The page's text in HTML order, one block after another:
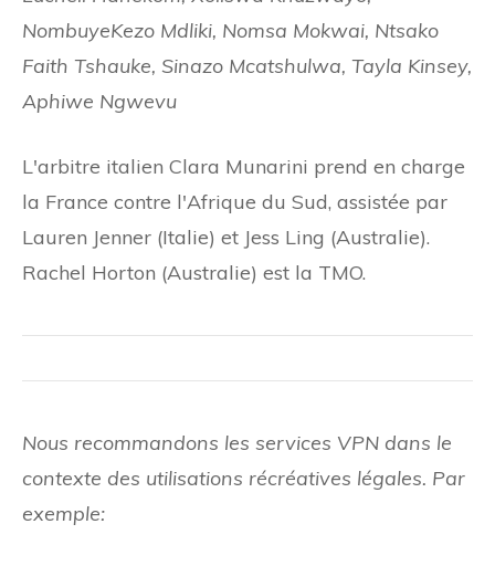
NombuyeKezo Mdliki, Nomsa Mokwai, Ntsako
Faith Tshauke, Sinazo Mcatshulwa, Tayla Kinsey,
Aphiwe Ngwevu
L'arbitre italien Clara Munarini prend en charge
la France contre l'Afrique du Sud, assistée par
Lauren Jenner (Italie) et Jess Ling (Australie).
Rachel Horton (Australie) est la TMO.
Nous recommandons les services VPN dans le
contexte des utilisations récréatives légales. Par
exemple: